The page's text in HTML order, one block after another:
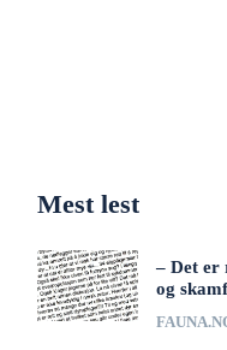
Mest lest
– Det er
og